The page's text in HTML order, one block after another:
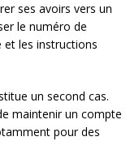
ses avoirs vers un
le numéro de
et les instructions
un second cas.
maintenir un compte
pour des